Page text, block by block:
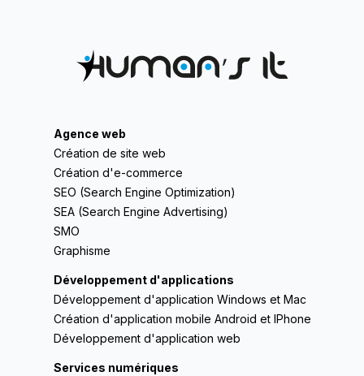
Agence web
Création de site web
Création d'e-commerce
SEO (Search Engine Optimization)
SEA (Search Engine Advertising)
SMO
Graphisme
Développement d'applications
Développement d'application Windows et Mac
Création d'application mobile Android et IPhone
Développement d'application web
Services numériques